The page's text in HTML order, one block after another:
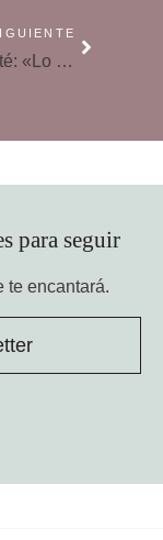
Laia Sabaté: «Lo que sostiene la relación en sus baches es la amistad»
para seguir
te encantará.